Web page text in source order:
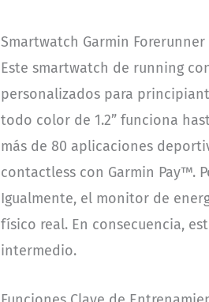
Smartwatch Garmin
Este smartwatch de running
personalizados para
todo color de 1.2” funciona
más de 80 aplicaciones
contactless con Garmin Pay™.
Igualmente, el monitor de
físico real. En consecuencia,
intermedio.